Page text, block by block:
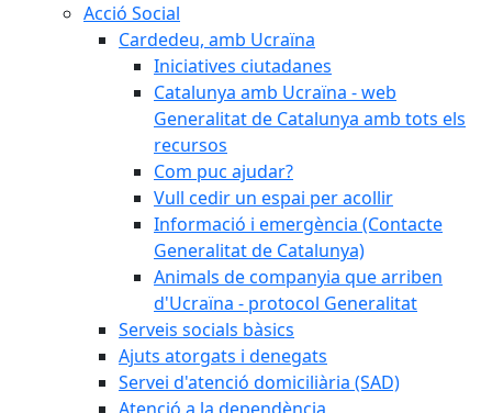
Acció Social
Cardedeu, amb Ucraïna
Iniciatives ciutadanes
Catalunya amb Ucraïna - web
Generalitat de Catalunya amb tots els
recursos
Com puc ajudar?
Vull cedir un espai per acollir
Informació i emergència (Contacte
Generalitat de Catalunya)
Animals de companyia que arriben
d'Ucraïna - protocol Generalitat
Serveis socials bàsics
Ajuts atorgats i denegats
Servei d'atenció domiciliària (SAD)